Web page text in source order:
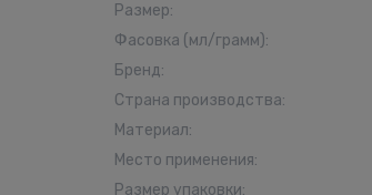
Размер:
Фасовка (мл/грамм):
Бренд:
Страна производства:
Материал:
Место применения:
Размер упаковки: